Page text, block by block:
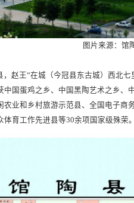
图片来源：馆
，赵王“在城（今冠县东古城）西北
中国蛋鸡之乡、中国黑陶艺术之乡、
农业和乡村旅游示范县、全国电子商
育工作先进县等30余项国家级殊荣。